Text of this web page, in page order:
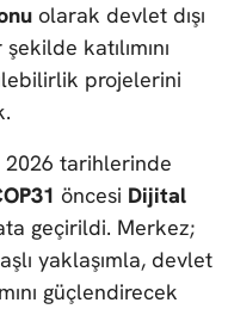
olarak devlet dışı
katılımını
projelerini
2026 tarihlerinde
öncesi Dijital
geçirildi. Merkez;
yaklaşımla, devlet
güçlendirecek